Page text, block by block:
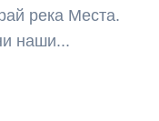
река Места.
наши...